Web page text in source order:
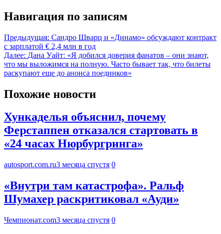
Навигация по записям
Предыдущая: Сандро Шварц и «Динамо» обсуждают контракт
с зарплатой € 2,4 млн в год
Далее: Дана Уайт: «Я добился доверия фанатов – они знают,
что мы выложимся на полную. Часто бывает так, что билеты
раскупают еще до анонса поединков»
Похожие новости
Хункаделья объяснил, почему
Ферстаппен отказался стартовать в
«24 часах Нюрбургринга»
autosport.com.ru3 месяца спустя 0
«Внутри там катастрофа». Ральф
Шумахер раскритиковал «Ауди»
Чемпионат.com3 месяца спустя 0